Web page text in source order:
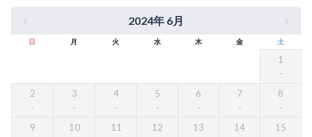
2024年 6月
日 月 火 水 木 金 土
1
2 3 4 5 6 7 8
9 10 11 12 13 14 15